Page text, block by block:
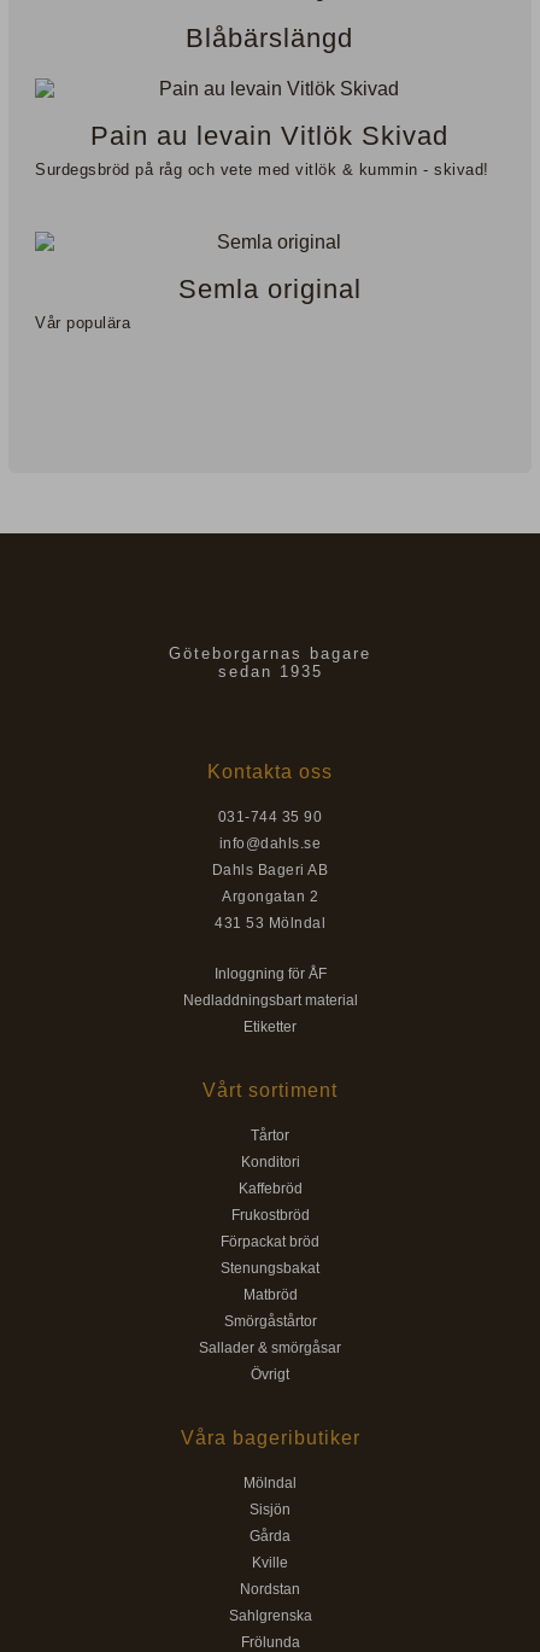
Blåbärslängd
Pain au levain Vitlök Skivad
Surdegsbröd på råg och vete med vitlök & kummin - skivad!
Semla original
Vår populära
Göteborgarnas bagare
sedan 1935
Kontakta oss
031-744 35 90
info@dahls.se
Dahls Bageri AB
Argongatan 2
431 53 Mölndal
Inloggning för ÅF
Nedladdningsbart material
Etiketter
Vårt sortiment
Tårtor
Konditori
Kaffebröd
Frukostbröd
Förpackat bröd
Stenungsbakat
Matbröd
Smörgåstårtor
Sallader & smörgåsar
Övrigt
Våra bageributiker
Mölndal
Sisjön
Gårda
Kville
Nordstan
Sahlgrenska
Frölunda